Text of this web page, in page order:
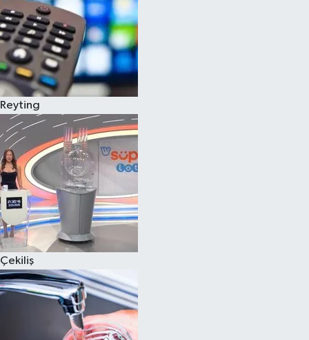
Reyting
Çekiliş